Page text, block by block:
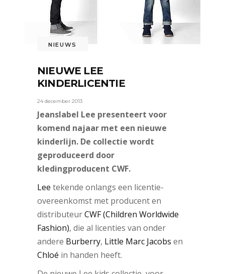
NIEUWS
NIEUWE LEE
KINDERLICENTIE
24 december 2013
Jeanslabel Lee presenteert voor
komend najaar met een nieuwe
kinderlijn. De collectie wordt
geproduceerd door
kledingproducent CWF.
Lee tekende onlangs een licentie-
overeenkomst met producent en
distributeurCWF (Children Worldwide
Fashion), die al licenties van onder
andere Burberry, Little Marc Jacobs en
Chloé in handen heeft.